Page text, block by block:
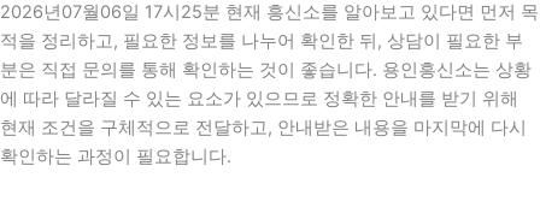
2026년07월06일 17시25분 현재 흥신소를 알아보고 있다면 먼저 목
적을 정리하고, 필요한 정보를 나누어 확인한 뒤, 상담이 필요한 부
분은 직접 문의를 통해 확인하는 것이 좋습니다. 용인흥신소는 상황
에 따라 달라질 수 있는 요소가 있으므로 정확한 안내를 받기 위해
현재 조건을 구체적으로 전달하고, 안내받은 내용을 마지막에 다시
확인하는 과정이 필요합니다.